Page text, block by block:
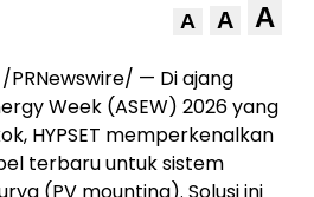
A A A
/PRNewswire/ — Di ajang
Week (ASEW) 2026 yang
HYPSET memperkenalkan
terbaru untuk sistem